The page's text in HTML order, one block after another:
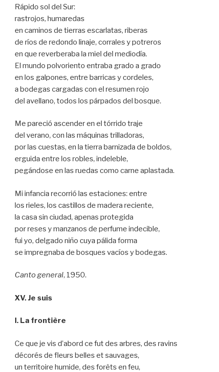
Rápido sol del Sur:
rastrojos, humaredas
en caminos de tierras escarlatas, riberas
de ríos de redondo linaje, corrales y potreros
en que reverberaba la miel del mediodía.
El mundo polvoriento entraba grado a grado
en los galpones, entre barricas y cordeles,
a bodegas cargadas con el resumen rojo
del avellano, todos los párpados del bosque.
Me pareció ascender en el tórrido traje
del verano, con las máquinas trilladoras,
por las cuestas, en la tierra barnizada de boldos,
erguida entre los robles, indeleble,
pegándose en las ruedas como carne aplastada.
Mi infancia recorrió las estaciones: entre
los rieles, los castillos de madera reciente,
la casa sin ciudad, apenas protegida
por reses y manzanos de perfume indecible,
fui yo, delgado niño cuya pálida forma
se impregnaba de bosques vacíos y bodegas.
Canto general, 1950.
XV. Je suis
I. La frontière
Ce que je vis d’abord ce fut des arbres, des ravins
décorés de fleurs belles et sauvages,
un territoire humide, des forêts en feu,